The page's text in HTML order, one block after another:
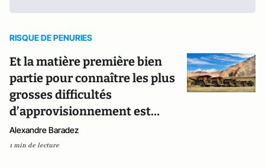
RISQUE DE PENURIES
Et la matière première bien
partie pour connaître les plus
grosses difficultés
d’approvisionnement est…
Alexandre Baradez
1 min de lecture